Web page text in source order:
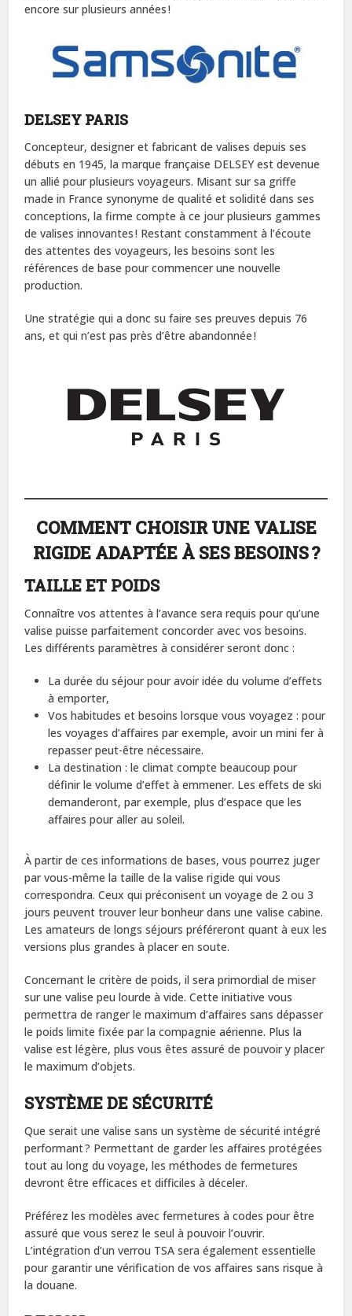
encore sur plusieurs années !
DELSEY PARIS
Concepteur, designer et fabricant de valises depuis ses
débuts en 1945, la marque française DELSEY est devenue
un allié pour plusieurs voyageurs. Misant sur sa griffe
made in France synonyme de qualité et solidité dans ses
conceptions, la firme compte à ce jour plusieurs gammes
de valises innovantes ! Restant constamment à l’écoute
des attentes des voyageurs, les besoins sont les
références de base pour commencer une nouvelle
production.
Une stratégie qui a donc su faire ses preuves depuis 76
ans, et qui n’est pas près d’être abandonnée !
COMMENT CHOISIR UNE VALISE
RIGIDE ADAPTÉE À SES BESOINS ?
TAILLE ET POIDS
Connaître vos attentes à l’avance sera requis pour qu’une
valise puisse parfaitement concorder avec vos besoins.
Les différents paramètres à considérer seront donc :
La durée du séjour pour avoir idée du volume d’effets
à emporter,
Vos habitudes et besoins lorsque vous voyagez : pour
les voyages d’affaires par exemple, avoir un mini fer à
repasser peut-être nécessaire.
La destination : le climat compte beaucoup pour
définir le volume d’effet à emmener. Les effets de ski
demanderont, par exemple, plus d’espace que les
affaires pour aller au soleil.
À partir de ces informations de bases, vous pourrez juger
par vous-même la taille de la valise rigide qui vous
correspondra. Ceux qui préconisent un voyage de 2 ou 3
jours peuvent trouver leur bonheur dans une valise cabine.
Les amateurs de longs séjours préféreront quant à eux les
versions plus grandes à placer en soute.
Concernant le critère de poids, il sera primordial de miser
sur une valise peu lourde à vide. Cette initiative vous
permettra de ranger le maximum d’affaires sans dépasser
le poids limite fixée par la compagnie aérienne. Plus la
valise est légère, plus vous êtes assuré de pouvoir y placer
le maximum d’objets.
SYSTÈME DE SÉCURITÉ
Que serait une valise sans un système de sécurité intégré
performant ? Permettant de garder les affaires protégées
tout au long du voyage, les méthodes de fermetures
devront être efficaces et difficiles à déceler.
Préférez les modèles avec fermetures à codes pour être
assuré que vous serez le seul à pouvoir l’ouvrir.
L’intégration d’un verrou TSA sera également essentielle
pour garantir une vérification de vos affaires sans risque à
la douane.